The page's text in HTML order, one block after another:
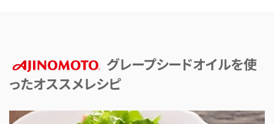
AJINOMOTO
グレープシードオイルを使
ったオススメレシピ